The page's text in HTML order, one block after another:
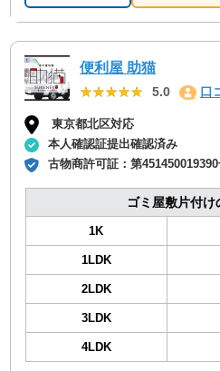
便利屋 助猫
★★★★★
★★★★★ 5.0 口
東京都北区対応
本人確認証提出確認済み
古物商許可証：第
ゴミ屋敷片付け
1K
1LDK
2LDK
3LDK
4LDK